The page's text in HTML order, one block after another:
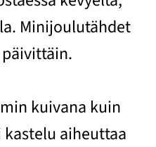
Minijoulutähdet
kuivana kuin
aiheuttaa